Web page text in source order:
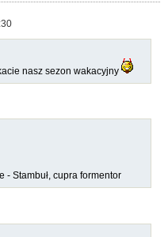
nasz sezon wakacyjny
- Stambuł, cupra formentor